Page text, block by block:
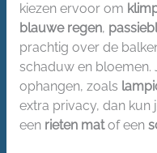
kiezen ervoor om
blauwe regen,
prachtig over de
schaduw en bloemen.
ophangen, zoals
extra privacy, dan kun
een rieten matof een